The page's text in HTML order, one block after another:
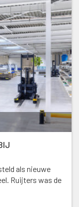
als nieuwe
Ruijters was de